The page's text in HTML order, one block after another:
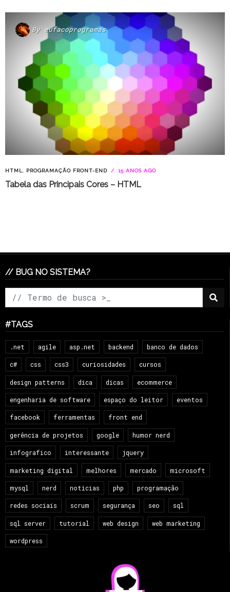
By eufacoprogramas
HTML , PROGRAMAÇÃO FRONT-END 15 ANOS AGO
Tabela das Principais Cores – HTML
// BUG NO SISTEMA?
#TAGS
.net agile asp.net backend banco de dados
c# css css3 curiosidades cursos
design patterns dica dicas ecommerce
engenharia de software espaço do leitor eventos
facebook ferramentas front end
gerência de projetos google humor nerd
infografico interessante jquery
marketing digital melhores mercado microsoft
mysql nerd notícias php programação
redes sociais scrum segurança seo sql
sql server tutorial web design web marketing
wordpress